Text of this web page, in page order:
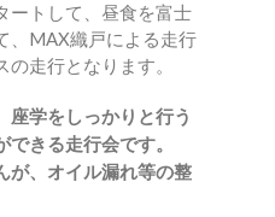
ートして、昼食を富士
、MAX織戸による走行
走行となります。
学をしっかりと行う
きる走行会です。
が、オイル漏れ等の整